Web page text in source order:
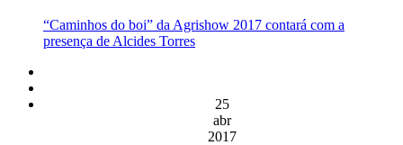
“Caminhos do boi” da Agrishow 2017 contará com a
presença de Alcides Torres
25
abr
2017